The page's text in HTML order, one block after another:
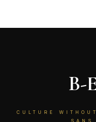
B-
CULTURE
SANS